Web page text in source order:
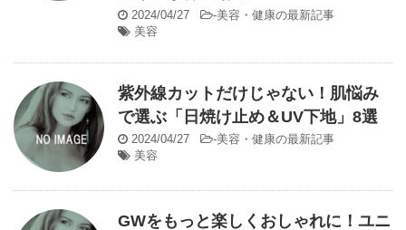
2024/04/27 -美容・健康の最新記事
美容
紫外線カットだけじゃない！肌悩み
で選ぶ「日焼け止め＆UV下地」8選
2024/04/27 -美容・健康の最新記事
美容
GWをもっと楽しくおしゃれに！ユニ